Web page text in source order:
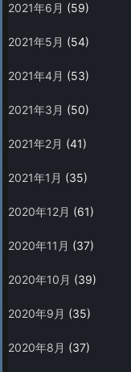
2021年6月 (59)
2021年5月 (54)
2021年4月 (53)
2021年3月 (50)
2021年2月 (41)
2021年1月 (35)
2020年12月 (61)
2020年11月 (37)
2020年10月 (39)
2020年9月 (35)
2020年8月 (37)